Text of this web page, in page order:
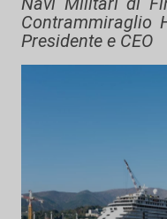
Contrammiraglio
Presidente e CEO